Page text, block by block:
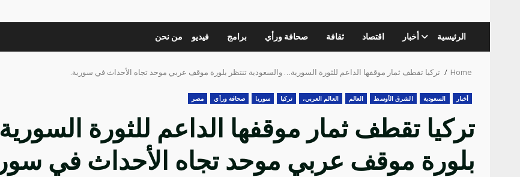
الرئيسية أخبار اقتصاد ثقافة صحافة ورأي برامج فيديو من نحن
Home تركيا تقطف ثمار موقفها الداعم للثورة السورية… والسعودية تنتظر بلورة موقف عربي موحد تجاه الأحداث في سورية.
أخبار السعودية الشرق الأوسط العالم العالم العربي، تركيا سوريا صحافة ورأي مصر
تركيا تقطف ثمار موقفها الداعم للثورة
بلورة موقف عربي موحد تجاه الأحداث في